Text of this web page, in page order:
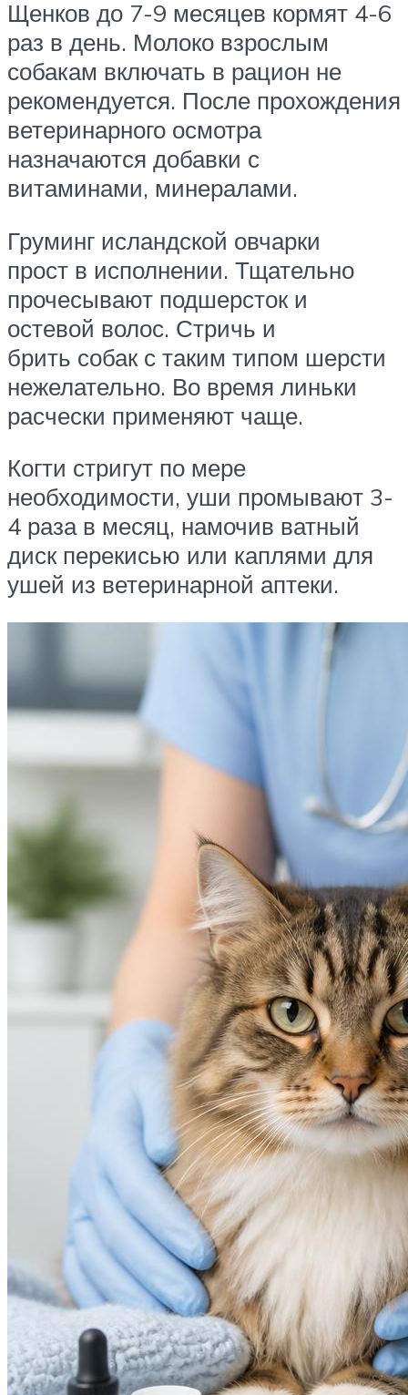
Щенков до 7-9 месяцев кормят 4-6
раз в день. Молоко взрослым
собакам включать в рацион не
рекомендуется. После прохождения
ветеринарного осмотра
назначаются добавки с
витаминами, минералами.
Груминг исландской овчарки
прост в исполнении. Тщательно
прочесывают подшерсток и
остевой волос. Стричь и
брить собак с таким типом шерсти
нежелательно. Во время линьки
расчески применяют чаще.
Когти стригут по мере
необходимости, уши промывают 3-
4 раза в месяц, намочив ватный
диск перекисью или каплями для
ушей из ветеринарной аптеки.